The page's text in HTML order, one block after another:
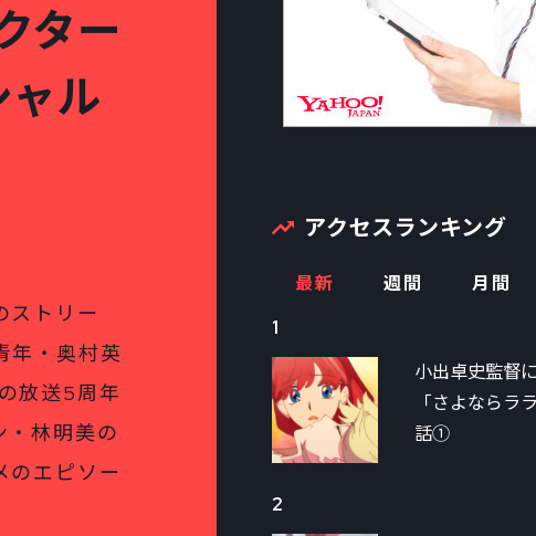
ター
ル
ストリー
年・奥村英
放送5周年
・林明美の
のエピソー
アクセスランキング
最新 週間 月間
1
小出卓史監督
「さよならラ
話①
2